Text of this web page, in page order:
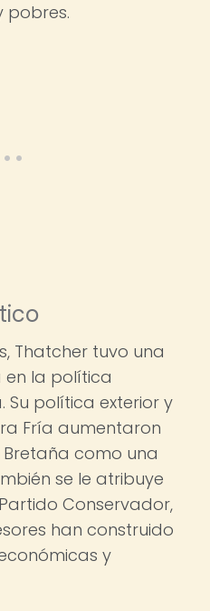
pobres.
Thatcher tuvo una
la política
Su política exterior y
Fría aumentaron
como una
se le atribuye
Conservador,
han construido
y